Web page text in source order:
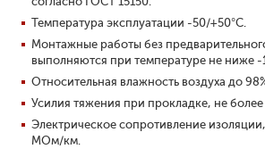
Температура эксплуатации -50/+50°С.
Монтажные работы без
выполняются при температуре не ниже -
Относительная влажность воздуха до
Усилия тяжения при прокладке, не
Электрическое сопротивление
МОм/км.